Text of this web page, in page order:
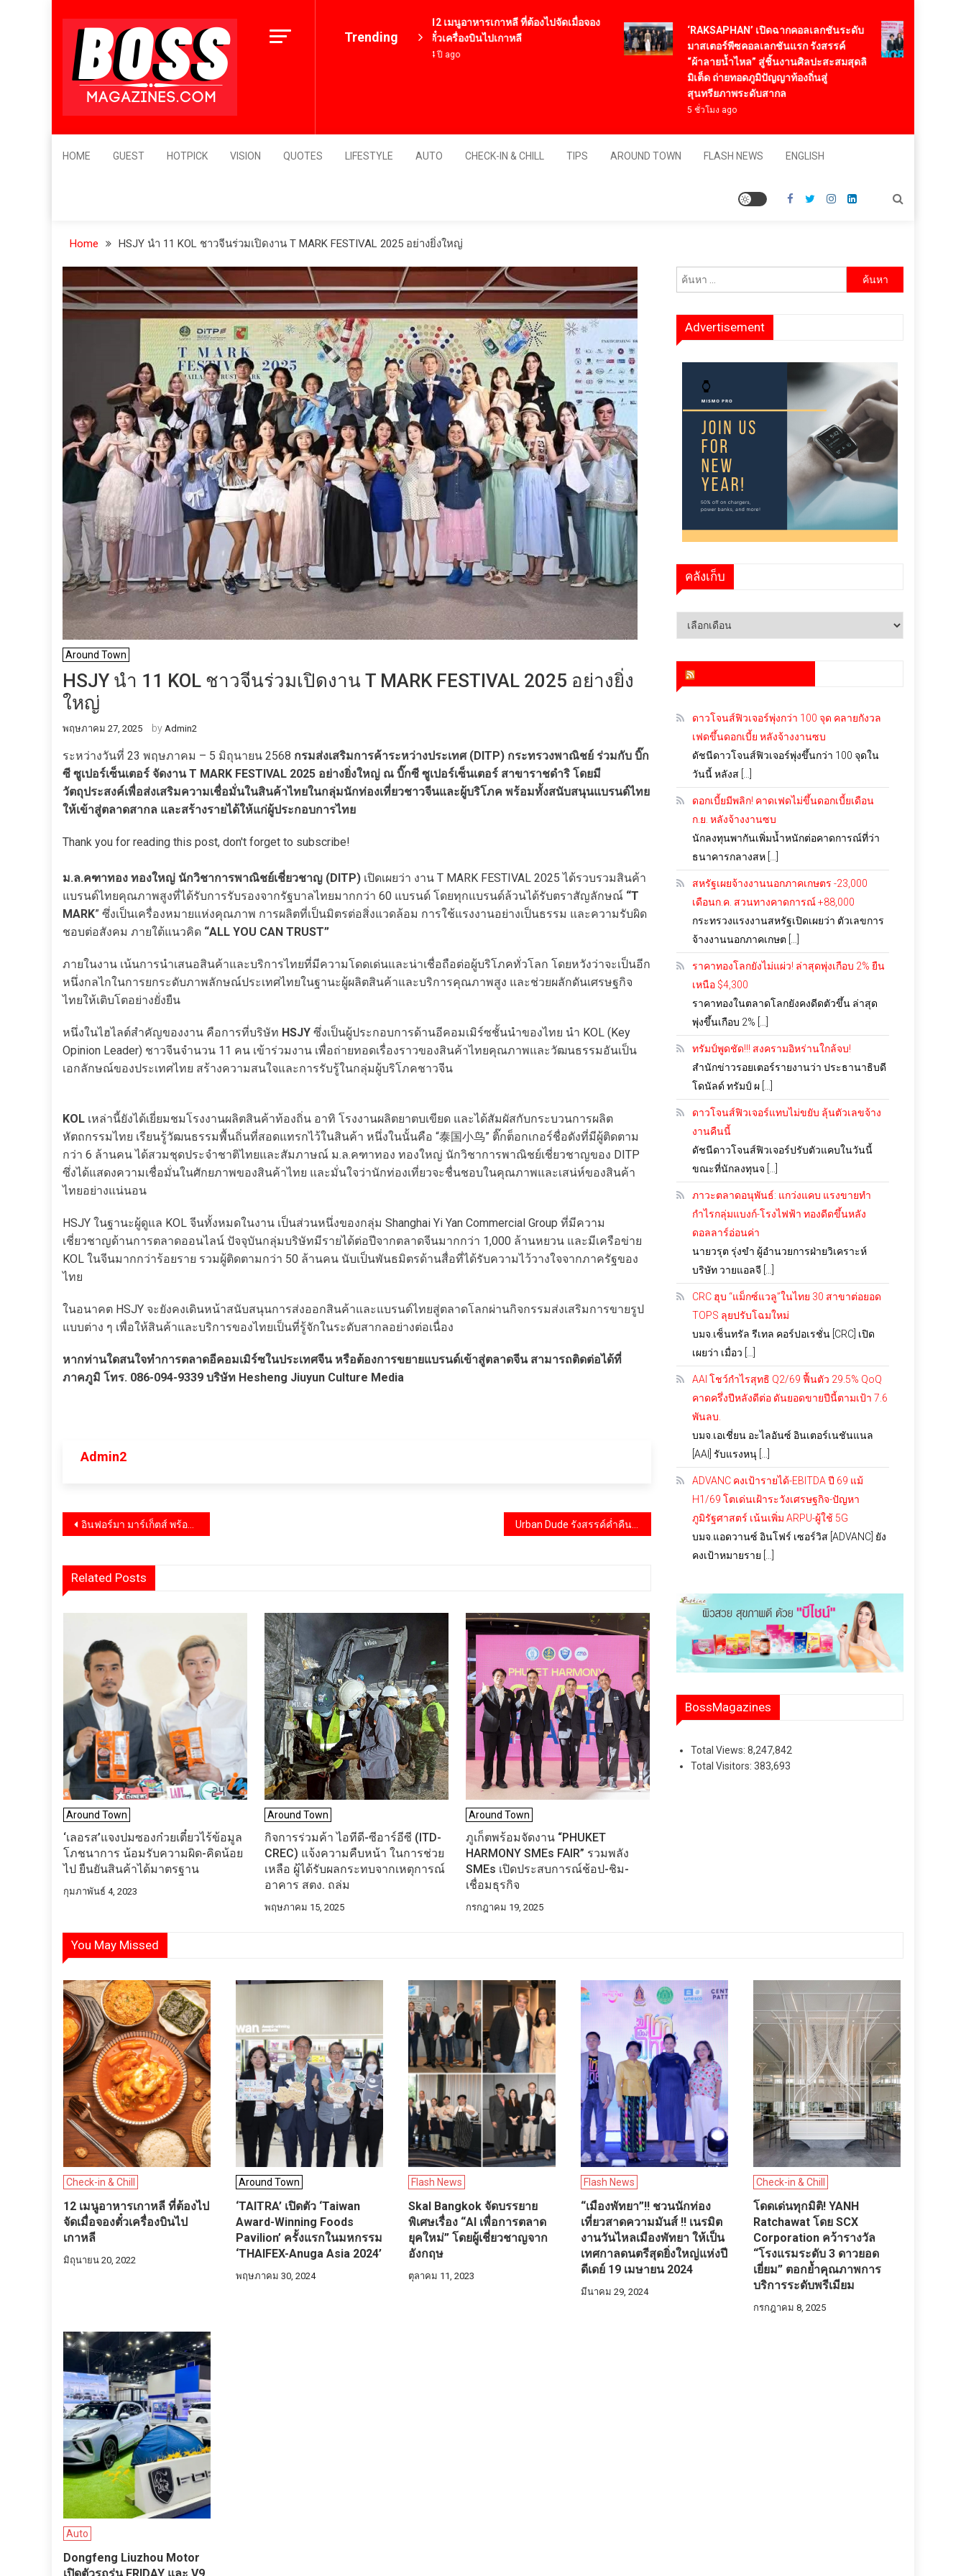
content
BossMagazinesThailand
Leader's Vision
Trending
12 เมนูอาหารเกาหลี ที่ต้องไปจัดเมื่อจอง
ตั๋วเครื่องบินไปเกาหลี
4 ปี ago
‘RAKSAPHAN’ เปิดฉากคอลเลกชันระดับ
มาสเตอร์พีซคอลเลกชันแรก รังสรรค์
“ผ้าลายน้ำไหล” สู่ชิ้นงานศิลปะสะสมสุดลิ
มิเต็ด ถ่ายทอดภูมิปัญญาท้องถิ่นสู่
สุนทรียภาพระดับสากล
5 ชั่วโมง ago
HOME GUEST HOTPICK VISION QUOTES LIFESTYLE AUTO CHECK-IN & CHILL TIPS AROUND TOWN FLASH NEWS ENGLISH
Home HSJY นำ 11 KOL ชาวจีนร่วมเปิดงาน T MARK FESTIVAL 2025 อย่างยิ่งใหญ่
Around Town
HSJY นำ 11 KOL ชาวจีนร่วมเปิดงาน T MARK FESTIVAL 2025 อย่างยิ่ง
ใหญ่
พฤษภาคม 27, 2025 by Admin2
ระหว่างวันที่ 23 พฤษภาคม – 5 มิถุนายน 2568 กรมส่งเสริมการค้าระหว่างประเทศ (DITP) กระทรวงพาณิชย์ ร่วมกับ บิ๊ก
ซี ซูเปอร์เซ็นเตอร์ จัดงาน T MARK FESTIVAL 2025 อย่างยิ่งใหญ่ ณ บิ๊กซี ซูเปอร์เซ็นเตอร์ สาขาราชดำริ โดยมี
วัตถุประสงค์เพื่อส่งเสริมความเชื่อมั่นในสินค้าไทยในกลุ่มนักท่องเที่ยวชาวจีนและผู้บริโภค พร้อมทั้งสนับสนุนแบรนด์ไทย
ให้เข้าสู่ตลาดสากล และสร้างรายได้ให้แก่ผู้ประกอบการไทย
Thank you for reading this post, don't forget to subscribe!
ม.ล.คฑาทอง ทองใหญ่ นักวิชาการพาณิชย์เชี่ยวชาญ (DITP) เปิดเผยว่า งาน T MARK FESTIVAL 2025 ได้รวบรวมสินค้า
แบรนด์ไทยคุณภาพสูงที่ได้รับการรับรองจากรัฐบาลไทยมากกว่า 60 แบรนด์ โดยทุกแบรนด์ล้วนได้รับตราสัญลักษณ์ “T
MARK” ซึ่งเป็นเครื่องหมายแห่งคุณภาพ การผลิตที่เป็นมิตรต่อสิ่งแวดล้อม การใช้แรงงานอย่างเป็นธรรม และความรับผิด
ชอบต่อสังคม ภายใต้แนวคิด “ALL YOU CAN TRUST”
ภายในงาน เน้นการนำเสนอสินค้าและบริการไทยที่มีความโดดเด่นและน่าเชื่อถือต่อผู้บริโภคทั่วโลก โดยหวังว่าจะเป็นอีก
หนึ่งกลไกในการยกระดับภาพลักษณ์ประเทศไทยในฐานะผู้ผลิตสินค้าและบริการคุณภาพสูง และช่วยผลักดันเศรษฐกิจ
ไทยให้เติบโตอย่างยั่งยืน
หนึ่งในไฮไลต์สำคัญของงาน คือการที่บริษัท HSJY ซึ่งเป็นผู้ประกอบการด้านอีคอมเมิร์ซชั้นนำของไทย นำ KOL (Key
Opinion Leader) ชาวจีนจำนวน 11 คน เข้าร่วมงาน เพื่อถ่ายทอดเรื่องราวของสินค้าไทยคุณภาพและวัฒนธรรมอันเป็น
เอกลักษณ์ของประเทศไทย สร้างความสนใจและการรับรู้ในกลุ่มผู้บริโภคชาวจีน
KOL เหล่านี้ยังได้เยี่ยมชมโรงงานผลิตสินค้าท้องถิ่น อาทิ โรงงานผลิตยาตบเขียด และได้สัมผัสกับกระบวนการผลิต
หัตถกรรมไทย เรียนรู้วัฒนธรรมพื้นถิ่นที่สอดแทรกไว้ในสินค้า หนึ่งในนั้นคือ “泰国小鸟” ติ๊กต็อกเกอร์ชื่อดังที่มีผู้ติดตาม
กว่า 6 ล้านคน ได้สวมชุดประจำชาติไทยและสัมภาษณ์ ม.ล.คฑาทอง ทองใหญ่ นักวิชาการพาณิชย์เชี่ยวชาญของ DITP
ซึ่งได้แสดงความเชื่อมั่นในศักยภาพของสินค้าไทย และมั่นใจว่านักท่องเที่ยวจะชื่นชอบในคุณภาพและเสน่ห์ของสินค้า
ไทยอย่างแน่นอน
HSJY ในฐานะผู้ดูแล KOL จีนทั้งหมดในงาน เป็นส่วนหนึ่งของกลุ่ม Shanghai Yi Yan Commercial Group ที่มีความ
เชี่ยวชาญด้านการตลาดออนไลน์ ปัจจุบันกลุ่มบริษัทมีรายได้ต่อปีจากตลาดจีนมากกว่า 1,000 ล้านหยวน และมีเครือข่าย
KOL ในจีนมากกว่าร้อยราย รวมผู้ติดตามกว่า 50 ล้านคน นับเป็นพันธมิตรด้านสื่อที่ได้รับความไว้วางใจจากภาครัฐของ
ไทย
ในอนาคต HSJY จะยังคงเดินหน้าสนับสนุนการส่งออกสินค้าและแบรนด์ไทยสู่ตลาดโลกผ่านกิจกรรมส่งเสริมการขายรูป
แบบต่าง ๆ เพื่อให้สินค้าและบริการของไทยเป็นที่รู้จักในระดับสากลอย่างต่อเนื่อง
หากท่านใดสนใจทำการตลาดอีคอมเมิร์ซในประเทศจีน หรือต้องการขยายแบรนด์เข้าสู่ตลาดจีน สามารถติดต่อได้ที่
ภาคภูมิ โทร. 086-094-9339 บริษัท Hesheng Jiuyun Culture Media
Admin2
แนะแนว
อินฟอร์มา มาร์เก็ตส์ พร้อมเครือข่ายอุตสาหกรรมยานยนต์ พร้อมจัดงาน MobilityTech Asia – Bangkok 2025 หนุนไทยสู่ศูนย์กลางเทคโนโลยียานยนต์ยั่งยืนของเอเชีย
Related Posts
Around Town
‘เลอรส’แจงปมซองก๋วยเตี๋ยวไร้ข้อมูล
โภชนาการ น้อมรับความผิด-คิดน้อย
ไป ยืนยันสินค้าได้มาตรฐาน
กุมภาพันธ์ 4, 2023
Around Town
กิจการร่วมค้า ไอทีดี-ซีอาร์อีซี (ITD-
CREC) แจ้งความคืบหน้า ในการช่วย
เหลือ ผู้ได้รับผลกระทบจากเหตุการณ์
อาคาร สตง. ถล่ม
พฤษภาคม 15, 2025
Around Town
ภูเก็ตพร้อมจัดงาน “PHUKET
HARMONY SMEs FAIR” รวมพลัง
SMEs เปิดประสบการณ์ช้อป-ชิม-
เชื่อมธุรกิจ
กรกฎาคม 19, 2025
ค้นหา
Advertisement
คลังเก็บ
คลัง
ดาวโจนส์ฟิวเจอร์พุ่งกว่า 100 จุด คลายกังวล
เฟดขึ้นดอกเบี้ย หลังจ้างงานซบ
ดัชนีดาวโจนส์ฟิวเจอร์พุ่งขึ้นกว่า 100 จุดใน
วันนี้ หลังส […]
ดอกเบี้ยมีพลิก! คาดเฟดไม่ขึ้นดอกเบี้ยเดือน
ก.ย. หลังจ้างงานซบ
นักลงทุนพากันเพิ่มน้ำหนักต่อคาดการณ์ที่ว่า
ธนาคารกลางสห […]
สหรัฐเผยจ้างงานนอกภาคเกษตร -23,000
เดือนก.ค. สวนทางคาดการณ์ +88,000
กระทรวงแรงงานสหรัฐเปิดเผยว่า ตัวเลขการ
จ้างงานนอกภาคเกษต […]
ราคาทองโลกยังไม่แผ่ว! ล่าสุดพุ่งเกือบ 2% ยืน
เหนือ $4,300
ราคาทองในตลาดโลกยังคงดีดตัวขึ้น ล่าสุด
พุ่งขึ้นเกือบ 2% […]
ทรัมป์พูดชัด!!! สงครามอิหร่านใกล้จบ!
สำนักข่าวรอยเตอร์รายงานว่า ประธานาธิบดี
โดนัลด์ ทรัมป์ ผ […]
ดาวโจนส์ฟิวเจอร์แทบไม่ขยับ ลุ้นตัวเลขจ้าง
งานคืนนี้
ดัชนีดาวโจนส์ฟิวเจอร์ปรับตัวแคบในวันนี้
ขณะที่นักลงทุนจ […]
ภาวะตลาดอนุพันธ์: แกว่งแคบ แรงขายทำ
กำไรกลุ่มแบงก์-โรงไฟฟ้า ทองดีดขึ้นหลัง
ดอลลาร์อ่อนค่า
นายวรุต รุ่งขำ ผู้อำนวยการฝ่ายวิเคราะห์
บริษัท วายแอลจี […]
CRC ฮุบ “แม็กซ์แวลู”ในไทย 30 สาขาต่อยอด
TOPS ลุยปรับโฉมใหม่
บมจ.เซ็นทรัล รีเทล คอร์ปอเรชั่น [CRC] เปิด
เผยว่า เมื่อว […]
AAI โชว์กำไรสุทธิ Q2/69 ฟื้นตัว 29.5% QoQ
คาดครึ่งปีหลังดีต่อ ดันยอดขายปีนี้ตามเป้า 7.6
พันลบ.
บมจ.เอเชี่ยน อะไลอันซ์ อินเตอร์เนชันแนล
[AAI] รับแรงหนุ […]
ADVANC คงเป้ารายได้-EBITDA ปี 69 แม้
H1/69 โตเด่นเฝ้าระวังเศรษฐกิจ-ปัญหา
ภูมิรัฐศาสตร์ เน้นเพิ่ม ARPU-ผู้ใช้ 5G
บมจ.แอดวานซ์ อินโฟร์ เซอร์วิส [ADVANC] ยัง
คงเป้าหมายราย […]
BossMagazines
Total Views:8,247,842
Total Visitors:383,693
You May Missed
Check-in & Chill
12 เมนูอาหารเกาหลี ที่ต้องไป
จัดเมื่อจองตั๋วเครื่องบินไป
เกาหลี
มิถุนายน 20, 2022
Around Town
‘TAITRA’ เปิดตัว ‘Taiwan
Award-Winning Foods
Pavilion’ ครั้งแรกในมหกรรม
‘THAIFEX-Anuga Asia 2024’
พฤษภาคม 30, 2024
Flash News
Skal Bangkok จัดบรรยาย
พิเศษเรื่อง “AI เพื่อการตลาด
ยุคใหม่” โดยผู้เชี่ยวชาญจาก
อังกฤษ
ตุลาคม 11, 2023
Flash News
“เมืองพัทยา”!! ชวนนักท่อง
เที่ยวสาดความมันส์ !! เนรมิต
งานวันไหลเมืองพัทยา ให้เป็น
เทศกาลดนตรีสุดยิ่งใหญ่แห่งปี
ดีเดย์ 19 เมษายน 2024
มีนาคม 29, 2024
Check-in & Chill
โดดเด่นทุกมิติ! YANH
Ratchawat โดย SCX
Corporation คว้ารางวัล
“โรงแรมระดับ 3 ดาวยอด
เยี่ยม” ตอกย้ำคุณภาพการ
บริการระดับพรีเมียม
กรกฎาคม 8, 2025
Auto
Dongfeng Liuzhou Motor